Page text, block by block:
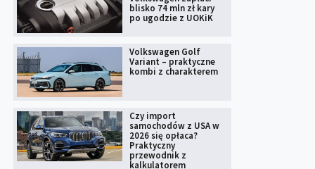
blisko 74 mln zł kary
po ugodzie z UOKiK
Volkswagen Golf
Variant – praktyczne
kombi z charakterem
Czy import
samochodów z USA w
2026 się opłaca?
Praktyczny
przewodnik z
kalkulatorem